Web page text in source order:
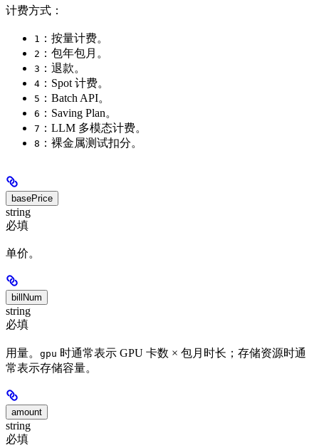
计费方式：
1 ：按量计费。
2 ：包年包月。
3 ：退款。
4 ：Spot 计费。
5 ：Batch API。
6 ：Saving Plan。
7 ：LLM 多模态计费。
8 ：裸金属测试扣分。
basePrice
string
必填
单价。
billNum
string
必填
用量。 gpu 时通常表示 GPU 卡数 × 包月时长；存储资源时通
常表示存储容量。
amount
string
必填